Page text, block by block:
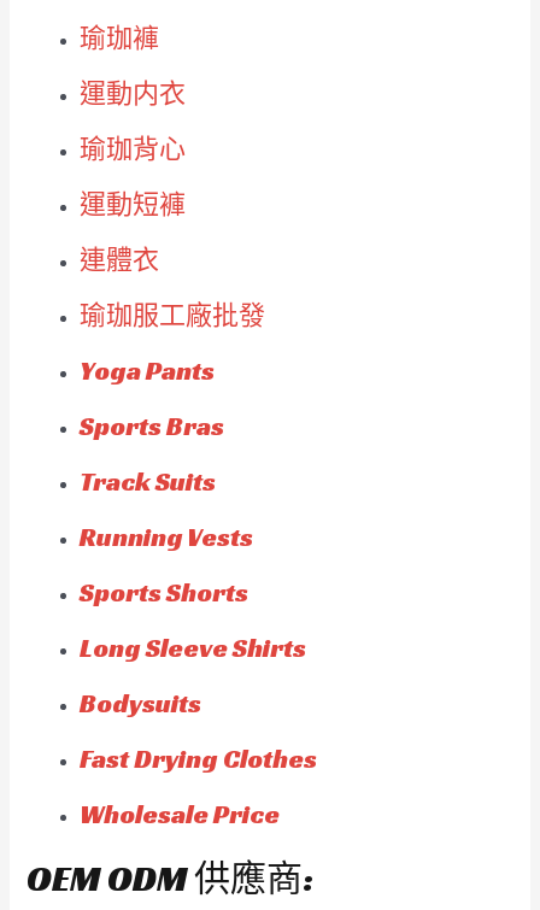
瑜珈褲
運動内衣
瑜珈背心
運動短褲
連體衣
瑜珈服工廠批發
Yoga Pants
Sports Bras
Track Suits
Running Vests
Sports Shorts
Long Sleeve Shirts
Bodysuits
Fast Drying Clothes
Wholesale Price
OEM ODM 供應商: